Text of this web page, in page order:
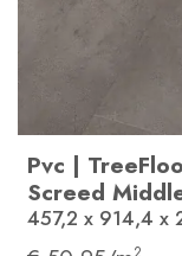
Pvc |
Screed
457,2 x 914,4 x